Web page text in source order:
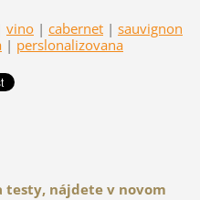
vino | cabernet | sauvignon
| perslonalizovana
testy, nájdete v novom